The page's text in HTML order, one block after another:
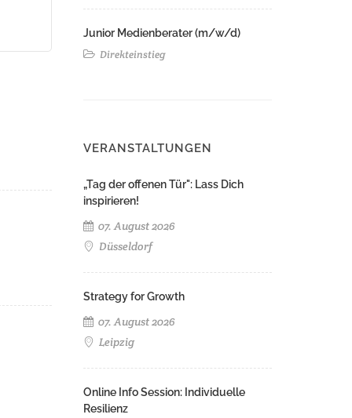
Junior Medienberater (m/w/d)
Direkteinstieg
VERANSTALTUNGEN
„Tag der offenen Tür": Lass Dich
inspirieren!
07. August 2026
Düsseldorf
Strategy for Growth
07. August 2026
Leipzig
Online Info Session: Individuelle
Resilienz